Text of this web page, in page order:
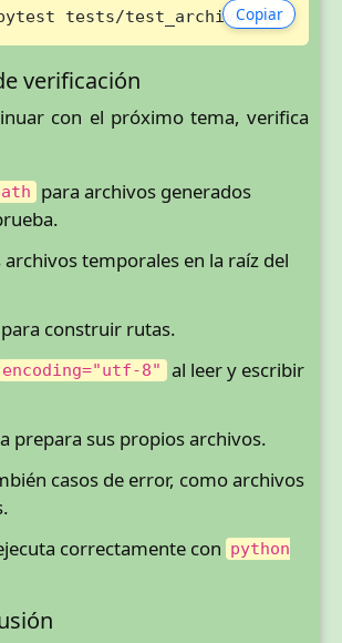
Copiar
tests/test_archivos.py
verificación
con el próximo tema, verifica
para archivos generados
archivos temporales en la raíz del
construir rutas.
encoding="utf-8" al leer y escribir
prepara sus propios archivos.
casos de error, como archivos
correctamente con python